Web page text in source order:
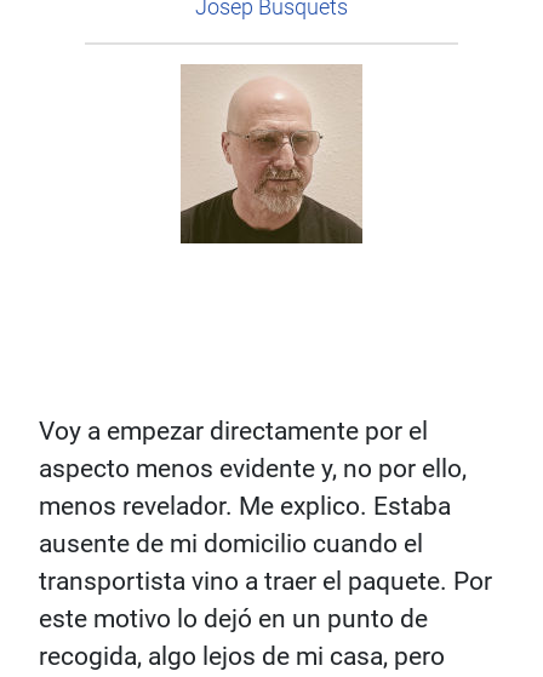
Josep Busquets
Voy a empezar directamente por el
aspecto menos evidente y, no por ello,
menos revelador. Me explico. Estaba
ausente de mi domicilio cuando el
transportista vino a traer el paquete. Por
este motivo lo dejó en un punto de
recogida, algo lejos de mi casa, pero